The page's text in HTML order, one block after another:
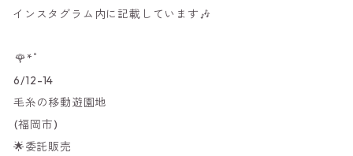
インスタグラム内に記載しています🎶
⁡⁡⁡⁡︎︎🌹*゜⁡
⁡6/⁡12-14
⁡毛糸の移動遊園地⁡⁡
⁡⁡(福岡市)⁡⁡
⁡︎🌟委託販売⁡